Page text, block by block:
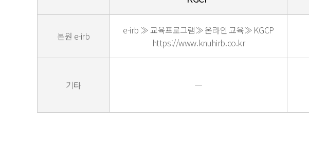
본원 e-irb
e-irb ≫ 교육프로그램≫ 온라인 교육≫ KGCP
https://www.knuhirb.co.kr
기타 ―